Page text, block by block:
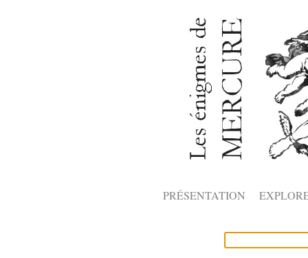
PRÉSENTATION